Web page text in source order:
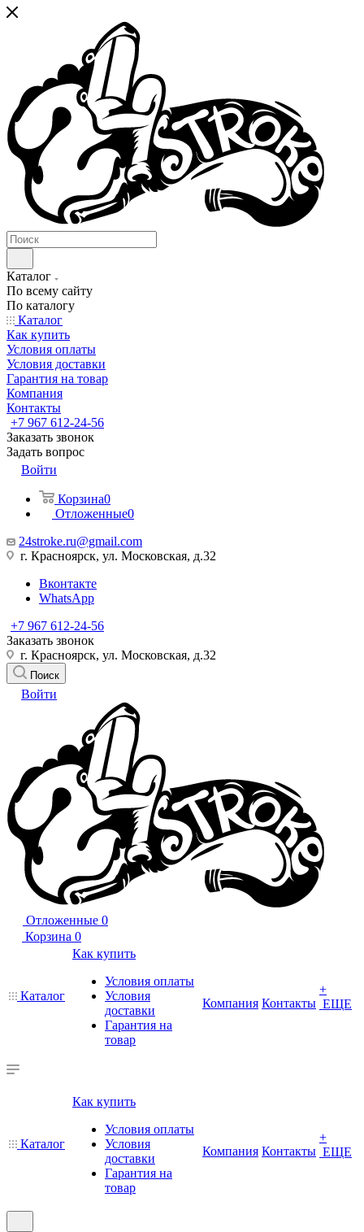
Каталог
По всему сайту
По каталогу
Каталог
Как купить
Условия оплаты
Условия доставки
Гарантия на товар
Компания
Контакты
+7 967 612-24-56
Заказать звонок
Задать вопрос
Войти
Корзина0
Отложенные0
24stroke.ru@gmail.com
г. Красноярск, ул. Московская, д.32
Вконтакте
WhatsApp
+7 967 612-24-56
Заказать звонок
г. Красноярск, ул. Московская, д.32
Поиск
Войти
Отложенные 0
Корзина 0
Каталог
Как купить
Условия оплаты
Условия
доставки
Гарантия на
товар
Компания Контакты
+
ЕЩЕ
Каталог
Как купить
Условия оплаты
Условия
доставки
Гарантия на
товар
Компания Контакты
+
ЕЩЕ